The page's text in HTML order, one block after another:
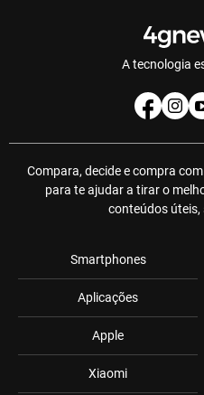
A tecnologia
Compara, decide e compra
para te ajudar a tirar o
conteúdos úteis,
Smartphones
Aplicações
Apple
Xiaomi